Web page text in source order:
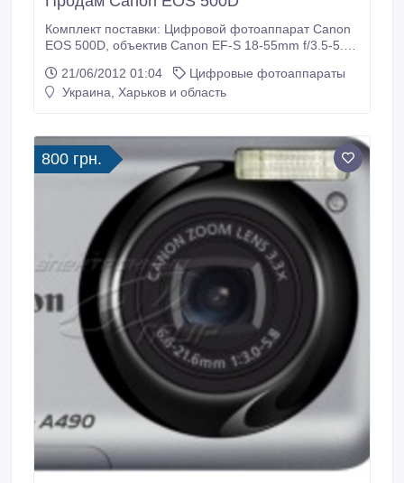
Комплект поставки: Цифровой фотоаппарат Canon
EOS 500D, объектив Canon EF-S 18-55mm f/3.5-5.6,
инструкция, аккумуляторная батарея LP-E5,
зарядное устройство LC-E5E, USB кабель,
обеспечение.
21/06/2012 01:04
Цифровые фотоаппараты
Украина, Харьков и область
800 грн.